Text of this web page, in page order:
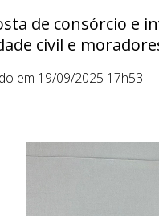
de consórcio e
civil e
em 19/09/2025 17h53